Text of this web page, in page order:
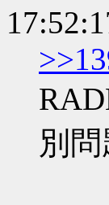
別問